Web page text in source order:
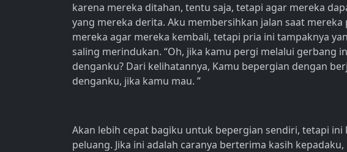
karena mereka ditahan, tentu saja, tetapi agar mereka
yang mereka derita. Aku membersihkan jalan saat
mereka agar mereka kembali, tetapi pria ini tampaknya
saling merindukan. “Oh, jika kamu pergi melalui gerbang
denganku? Dari kelihatannya, Kamu bepergian dengan
denganku, jika kamu mau. ”
Akan lebih cepat bagiku untuk bepergian sendiri, tetapi
peluang. Jika ini adalah caranya berterima kasih